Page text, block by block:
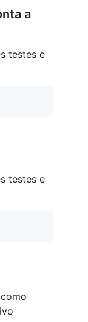
a
testes e
testes e